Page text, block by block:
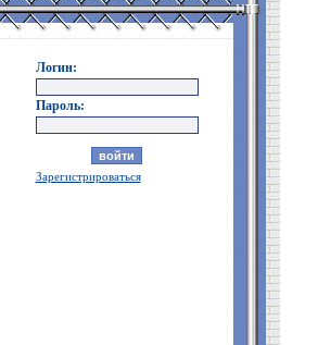
Логин:
Пароль:
Зарегистрироваться